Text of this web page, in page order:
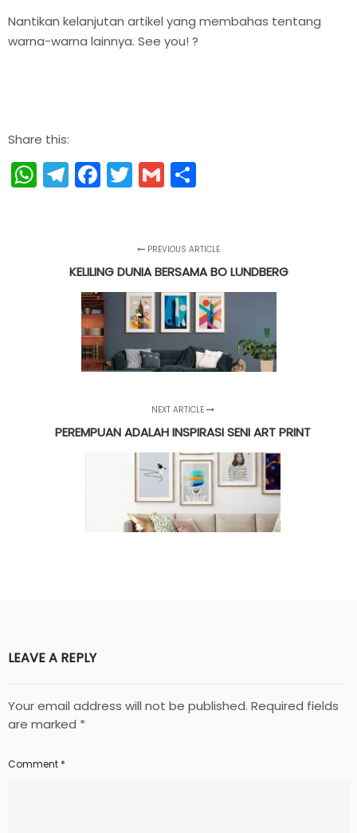
Nantikan kelanjutan artikel yang membahas tentang
warna-warna lainnya. See you! ?
Share this:
WhatsApp
Telegram
Facebook
Twitter
Gmail
PREVIOUS ARTICLE
KELILING DUNIA BERSAMA BO LUNDBERG
NEXT ARTICLE
PEREMPUAN ADALAH INSPIRASI SENI ART PRINT
LEAVE A REPLY
Your email address will not be published. Required fields
are marked *
Comment *